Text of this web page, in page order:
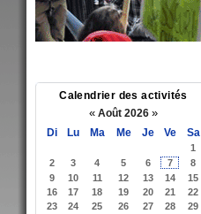
Calendrier des activités
« Août 2026 »
Di Lu Ma Me Je Ve Sa
1
2
3 4 5 6 7
8
9
10 11 12 13 14
15
16
17 18 19 20 21
22
23
24 25 26 27 28
29